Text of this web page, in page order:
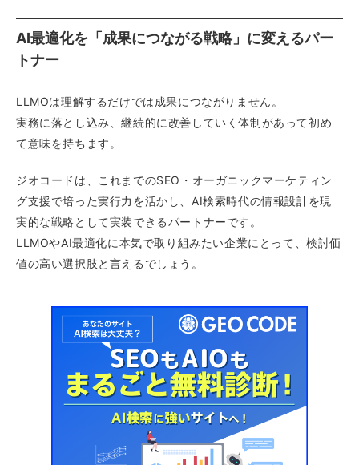
AI最適化を「成果につながる戦略」に変えるパー
トナー
LLMOは理解するだけでは成果につながりません。
実務に落とし込み、継続的に改善していく体制があって初め
て意味を持ちます。
ジオコードは、これまでのSEO・オーガニックマーケティン
グ支援で培った実行力を活かし、AI検索時代の情報設計を現
実的な戦略として実装できるパートナーです。
LLMOやAI最適化に本気で取り組みたい企業にとって、検討価
値の高い選択肢と言えるでしょう。